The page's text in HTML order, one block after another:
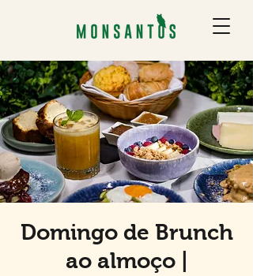
Domingo de Brunch
ao almoço |